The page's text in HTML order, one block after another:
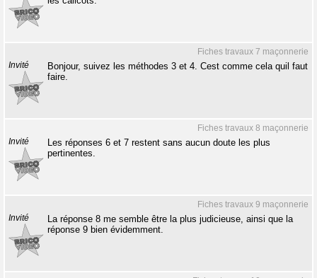
Fiches travaux 7 maçonnerie
Invité
Bonjour, suivez les méthodes 3 et 4. Cest comme cela quil faut
faire.
Fiches travaux 8 maçonnerie
Invité
Les réponses 6 et 7 restent sans aucun doute les plus
pertinentes.
Fiches travaux 9 maçonnerie
Invité
La réponse 8 me semble être la plus judicieuse, ainsi que la
réponse 9 bien évidemment.